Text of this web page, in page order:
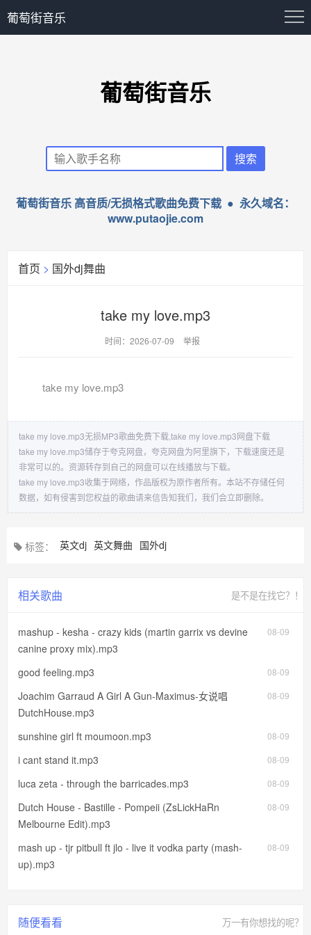
葡萄街音乐
葡萄街音乐
葡萄街音乐 高音质/无损格式歌曲免费下载 ● 永久域名：
www.putaojie.com
首页 > 国外dj舞曲
take my love.mp3
时间：2026-07-09 举报
take my love.mp3
take my love.mp3无损MP3歌曲免费下载,take my love.mp3网盘下载
take my love.mp3储存于夸克网盘，夸克网盘为阿里旗下，下载速度还是
非常可以的。资源转存到自己的网盘可以在线播放与下载。
take my love.mp3收集于网络，作品版权为原作者所有。本站不存储任何
数据，如有侵害到您权益的歌曲请来信告知我们，我们会立即删除。
标签： 英文dj 英文舞曲 国外dj
相关歌曲 是不是在找它？！
08-09
mashup - kesha - crazy kids (martin garrix vs devine
canine proxy mix).mp3
08-09
good feeling.mp3
08-09
Joachim Garraud A Girl A Gun-Maximus-女说唱
DutchHouse.mp3
08-09
sunshine girl ft moumoon.mp3
08-09
i cant stand it.mp3
08-09
luca zeta - through the barricades.mp3
08-09
Dutch House - Bastille - Pompeii (ZsLickHaRn
Melbourne Edit).mp3
08-09
mash up - tjr pitbull ft jlo - live it vodka party (mash-
up).mp3
随便看看 万一有你想找的呢？